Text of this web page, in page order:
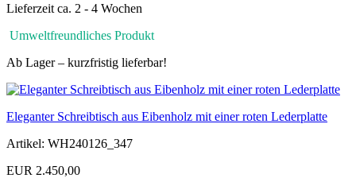
Lieferzeit ca. 2 - 4 Wochen
Umweltfreundliches Produkt
Ab Lager – kurzfristig lieferbar!
Eleganter Schreibtisch aus Eibenholz mit einer roten Lederplatte
Artikel: WH240126_347
EUR 2.450,00